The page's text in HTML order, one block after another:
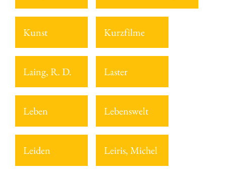
Kunst Kurzfilme
Laing, R. D. Laster
Leben Lebenswelt
Leiden Leiris, Michel